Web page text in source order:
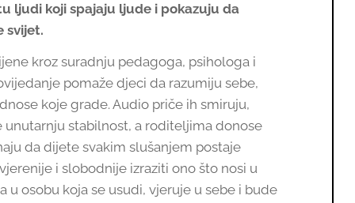
ljudi koji spajaju ljude i pokazuju da
svijet.
kroz suradnju pedagoga, psihologa i
pomaže djeci da razumiju sebe,
koje grade. Audio priče ih smiruju,
unutarnju stabilnost, a roditeljima donose
da dijete svakim slušanjem postaje
i slobodnije izraziti ono što nosi u
u osobu koja se usudi, vjeruje u sebe i bude